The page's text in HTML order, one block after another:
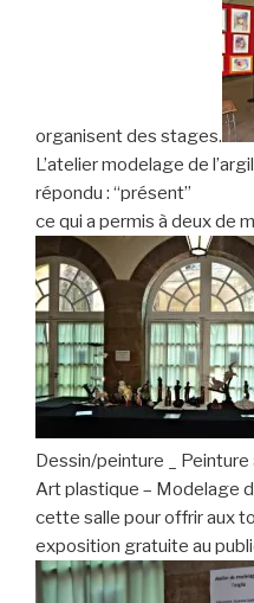
organisent des stages.
L’atelier modelage de
répondu : “présent”
ce qui a permis à deux de
Dessin/peinture _
Art plastique – Modelage
cette salle pour offrir aux
exposition gratuite au